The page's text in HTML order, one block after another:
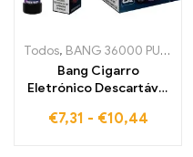
Todos, BANG 36000 PUFFS
Bang Cigarro
Eletrónico Descartável
das mais doces Mixed
€7,31 - €10,44